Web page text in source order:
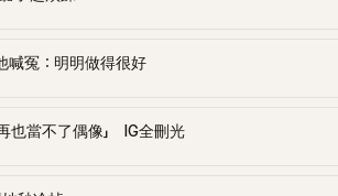
宅經營知
僅依照來
時節目中，朴娜勑隨口問李施
的生日派對在我家辦。」朴娜勑
喊冤：明明做得很好
也當不了偶像」 IG全刪光